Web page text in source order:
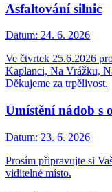
Asfaltování silnic
Datum: 24. 6. 2026
Ve čtvrtek 25.6.2026
Kaplanci, Na Vrážku,
Děkujeme za trpělivost.
Umístění nádob s
Datum: 23. 6. 2026
Prosím připravujte si
viditelné místo.